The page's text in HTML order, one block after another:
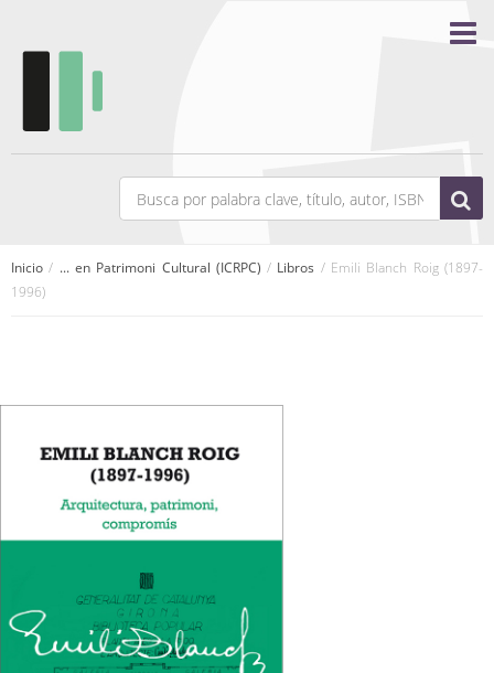
Inicio / ... en Patrimoni Cultural (ICRPC) / Libros / Emili Blanch Roig (1897-
1996)